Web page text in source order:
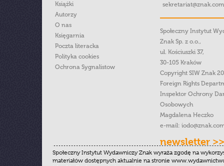
Książki
Autorzy
O nas
Księgarnia
Poczta literacka
Polityka cookies
Ochrona Sygnalistow
Społeczny Instytut
Znak Sp. z o.o.,
ul. Kościuszki 37,
30-105 Kraków
Copyright SIW Znak
Foreign Rights
Inspektor Ochrony
Osobowych
Magdalena Heczko
e-mail:
newsletter >>
Społeczny Instytut Wydawniczy Znak wyraża zgodę na
materiałów dostępnych aktualnie na stronie